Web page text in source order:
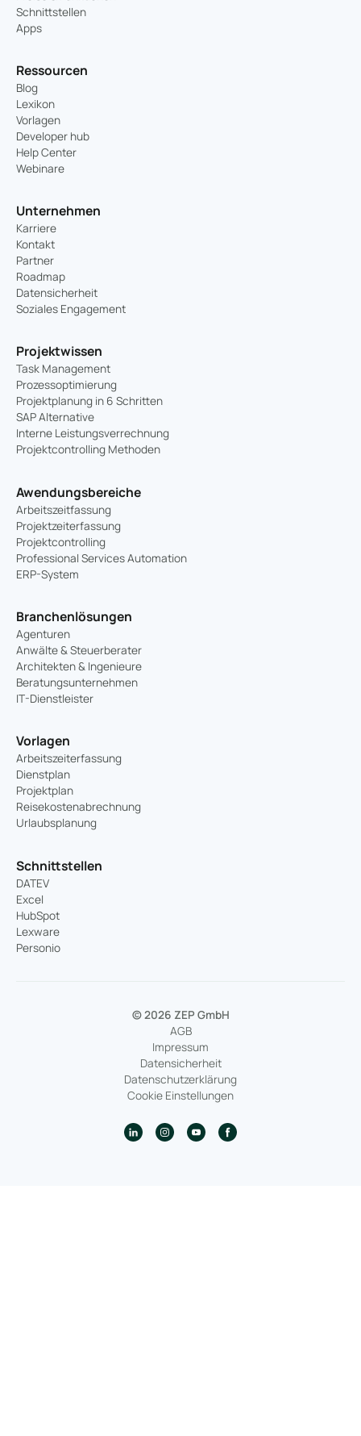
Schnittstellen
Apps
Ressourcen
Blog
Lexikon
Vorlagen
Developer hub
Help Center
Webinare
Unternehmen
Karriere
Kontakt
Partner
Roadmap
Datensicherheit
Soziales Engagement
Projektwissen
Task Management
Prozessoptimierung
Projektplanung in 6 Schritten
SAP Alternative
Interne Leistungsverrechnung
Projektcontrolling Methoden
Awendungsbereiche
Arbeitszeitfassung
Projektzeiterfassung
Projektcontrolling
Professional Services Automation
ERP-System
Branchenlösungen
Agenturen
Anwälte & Steuerberater
Architekten & Ingenieure
Beratungsunternehmen
IT-Dienstleister
Vorlagen
Arbeitszeiterfassung
Dienstplan
Projektplan
Reisekostenabrechnung
Urlaubsplanung
Schnittstellen
DATEV
Excel
HubSpot
Lexware
Personio
© 2026 ZEP GmbH
AGB
Impressum
Datensicherheit
Datenschutzerklärung
Cookie Einstellungen